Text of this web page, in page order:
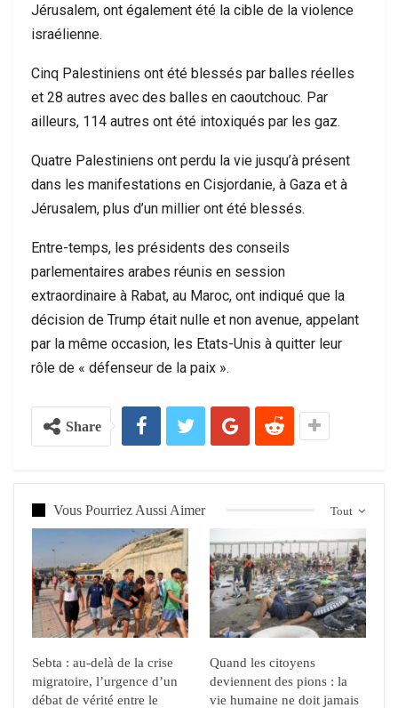
Jérusalem, ont également été la cible de la violence
israélienne.
Cinq Palestiniens ont été blessés par balles réelles
et 28 autres avec des balles en caoutchouc. Par
ailleurs, 114 autres ont été intoxiqués par les gaz.
Quatre Palestiniens ont perdu la vie jusqu’à présent
dans les manifestations en Cisjordanie, à Gaza et à
Jérusalem, plus d’un millier ont été blessés.
Entre-temps, les présidents des conseils
parlementaires arabes réunis en session
extraordinaire à Rabat, au Maroc, ont indiqué que la
décision de Trump était nulle et non avenue, appelant
par la même occasion, les Etats-Unis à quitter leur
rôle de « défenseur de la paix ».
Share
Tout
Vous Pourriez Aussi Aimer
Sebta : au-delà de la crise
migratoire, l’urgence d’un
débat de vérité entre le
Quand les citoyens
deviennent des pions : la
vie humaine ne doit jamais